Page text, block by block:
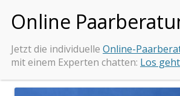
Beziehungs-Retter.de
Inhalt
springen
Jetzt die individuelle Online-
mit einem Experten chatten: Los